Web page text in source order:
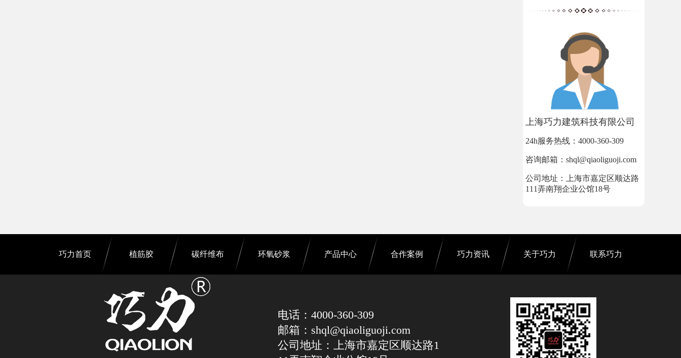
上海巧力建筑科技有限公司
24h服务热线：4000-360-309
咨询邮箱：shql@qiaoliguoji.com
公司地址：上海市嘉定区顺达路
111弄南翔企业公馆18号
巧力首页 植筋胶 碳纤维布 环氧砂浆 产品中心 合作案例 巧力资讯 关于巧力 联系巧力
电话：4000-360-309
邮箱：shql@qiaoliguoji.com
公司地址：上海市嘉定区顺达路1